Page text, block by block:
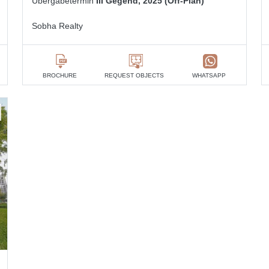
Sobha Realty
BROCHURE REQUEST OBJECTS WHATSAPP